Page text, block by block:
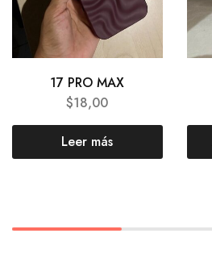
17 PRO MAX
$18,00
Leer más